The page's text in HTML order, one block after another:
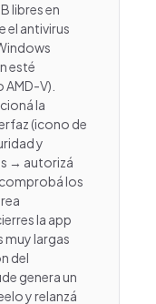
libres en
el antivirus
esté
V).
la
(icono de
y
→ autorizá
los
la app
muy largas
del
genera un
y relanzá